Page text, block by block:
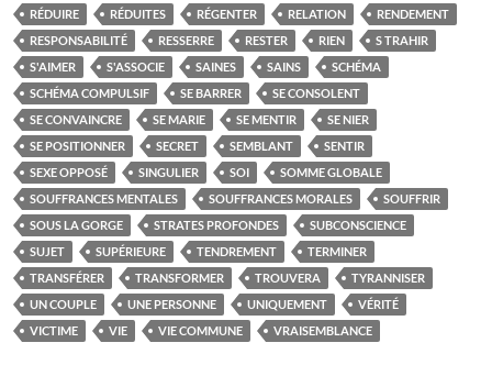
RÉDUIRE
RÉDUITES RÉGENTER RELATION
RENDEMENT
RESPONSABILITÉ
RESSERRE RESTER RIEN
S TRAHIR
S'AIMER
S'ASSOCIE SAINES SAINS
SCHÉMA
SCHÉMA COMPULSIF
SE BARRER
SE CONSOLENT
SE CONVAINCRE
SE MARIE SE MENTIR
SE NIER
SE POSITIONNER
SECRET SEMBLANT
SENTIR
SEXE OPPOSÉ
SINGULIER SOI
SOMME GLOBALE
SOUFFRANCES MENTALES
SOUFFRANCES MORALES
SOUFFRIR
SOUS LA GORGE
STRATES PROFONDES
SUBCONSCIENCE
SUJET
SUPÉRIEURE TENDREMENT
TERMINER
TRANSFÉRER
TRANSFORMER TROUVERA
TYRANNISER
UN COUPLE
UNE PERSONNE UNIQUEMENT
VÉRITÉ
VICTIME
VIE VIE COMMUNE VRAISEMBLANCE